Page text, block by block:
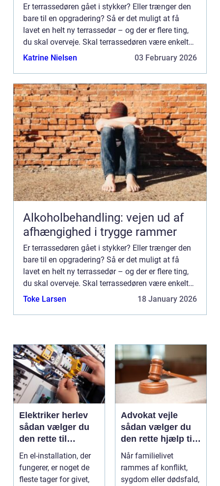
Er terrassedøren gået i stykker? Eller trænger den
bare til en opgradering? Så er det muligt at få
lavet en helt ny terrassedør – og der er flere ting,
du skal overveje. Skal terrassedøren være enkelt
eller dobbelt? Hvor mange glasfelter skal døren
Katrine Nielsen 03 February 2026
Alkoholbehandling: vejen ud af
afhængighed i trygge rammer
Er terrassedøren gået i stykker? Eller trænger den
bare til en opgradering? Så er det muligt at få
lavet en helt ny terrassedør – og der er flere ting,
du skal overveje. Skal terrassedøren være enkelt
eller dobbelt? Hvor mange glasfelter skal døren
Toke Larsen 18 January 2026
Elektriker herlev
sådan vælger du
den rette til
opgaven
En el-installation, der
fungerer, er noget de
fleste tager for givet,
Advokat vejle
sådan vælger du
den rette hjælp til
familien
Når familielivet
rammes af konflikt,
sygdom eller dødsfald,